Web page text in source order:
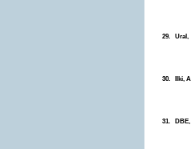
29. Ural,
30. Ilki,
31. DBE,